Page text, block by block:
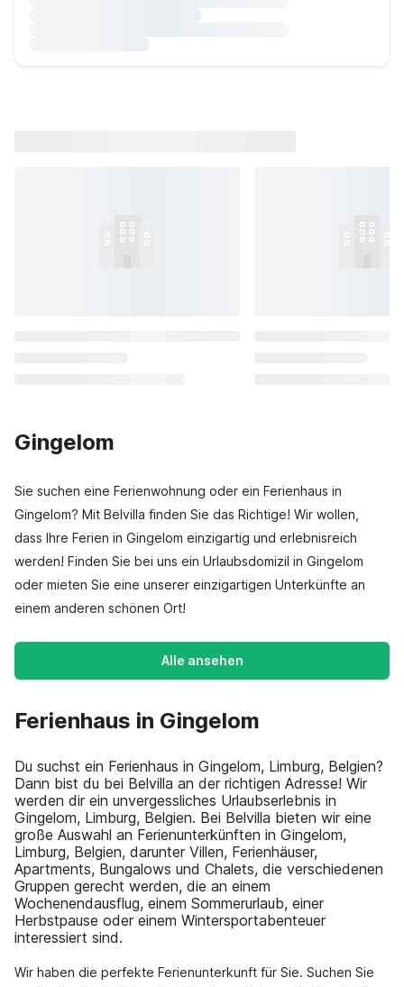
Gingelom
Sie suchen eine Ferienwohnung oder ein Ferienhaus in
Gingelom? Mit Belvilla finden Sie das Richtige! Wir wollen,
dass Ihre Ferien in Gingelom einzigartig und erlebnisreich
werden! Finden Sie bei uns ein Urlaubsdomizil in Gingelom
oder mieten Sie eine unserer einzigartigen Unterkünfte an
einem anderen schönen Ort!
Alle ansehen
Ferienhaus in Gingelom
Du suchst ein Ferienhaus in Gingelom, Limburg, Belgien?
Dann bist du bei Belvilla an der richtigen Adresse! Wir
werden dir ein unvergessliches Urlaubserlebnis in
Gingelom, Limburg, Belgien. Bei Belvilla bieten wir eine
große Auswahl an Ferienunterkünften in Gingelom,
Limburg, Belgien, darunter Villen, Ferienhäuser,
Apartments, Bungalows und Chalets, die verschiedenen
Gruppen gerecht werden, die an einem
Wochenendausflug, einem Sommerurlaub, einer
Herbstpause oder einem Wintersportabenteuer
interessiert sind.
Wir haben die perfekte Ferienunterkunft für Sie. Suchen Sie